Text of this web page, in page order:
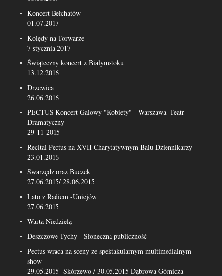
Koncert Bełchatów
01.07.2017
Kolędy na Torwarze
7 stycznia 2017
Świąteczny koncert z Białymstoku
13.12.2016
Drzewica
26.06.2016
PECTUS Koncert Galowy "Kobiety" - Warszawa, Teatr
Dramatyczny
29-11-2015
Recital Pectus na XVII Charytatywnym Balu Dziennikarzy
23.01.2016
Swarzędz oraz Buczek
27.06.2015/ 28.06.2015
Lato z Radiem -Uniejów
27.06.2015
Warta Niedzielą
Deszczowe Tychy - Słoneczna publiczność
Pectus wraca na sceny ze spektakularnym multimedialnym
show
29.05.2015- Skórzewo / 30.05.2015 Dąbrowa Górnicza